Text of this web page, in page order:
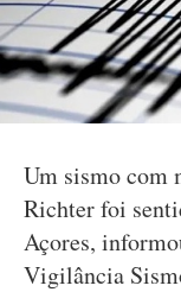
Um sismo com
Richter foi
Açores,
Vigilância